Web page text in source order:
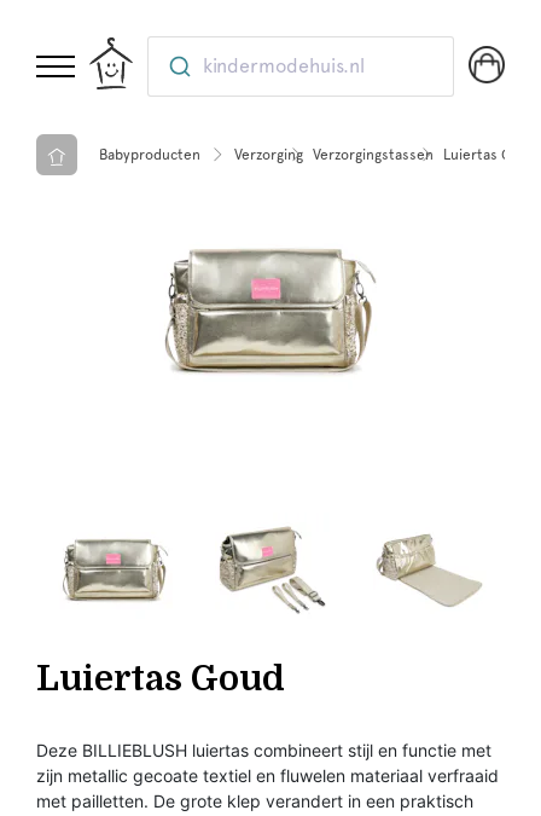
kindermodehuis.nl
Babyproducten Verzorging Verzorgingstassen Luiertas Goud
Luiertas Goud
Deze BILLIEBLUSH luiertas combineert stijl en functie met
zijn metallic gecoate textiel en fluwelen materiaal verfraaid
met pailletten. De grote klep verandert in een praktisch